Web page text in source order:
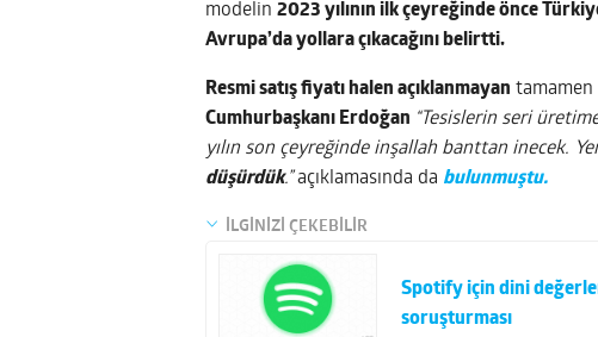
modelin 2023 yılının ilk çeyreğinde önce
Avrupa’da yollara çıkacağını belirtti.
Resmi satış fiyatı halen açıklanmayan
Cumhurbaşkanı Erdoğan “Tesislerin seri
yılın son çeyreğinde inşallah banttan inecek.
düşürdük.”açıklamasında da bulunmuştu.
İLGİNİZİ ÇEKEBİLİR
Spotify için dini
soruşturması